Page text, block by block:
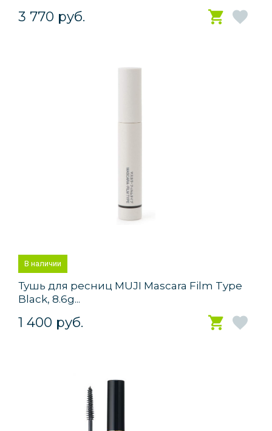
3 770 руб.
В наличии
Тушь для ресниц MUJI Mascara Film Type
Black, 8.6g...
1 400 руб.